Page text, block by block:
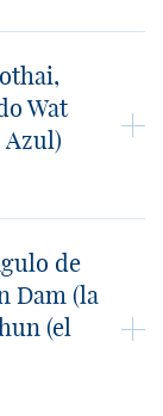
Wat
Azul)
de
Dam (la
(el